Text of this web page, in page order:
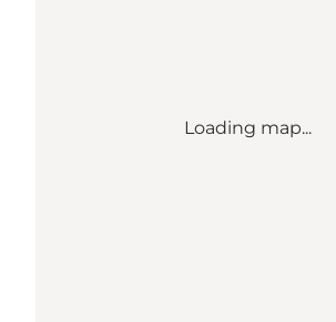
Loading map...